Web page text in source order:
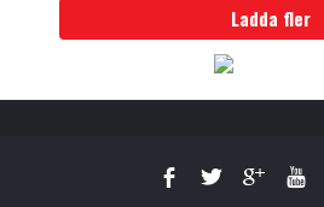
Ladda fler